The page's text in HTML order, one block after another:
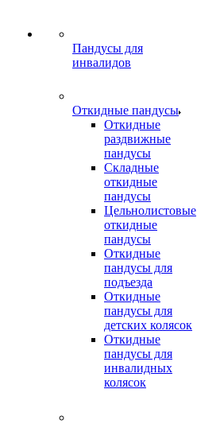
Пандусы для
инвалидов
Откидные пандусы
Откидные
раздвижные
пандусы
Складные
откидные
пандусы
Цельнолистовые
откидные
пандусы
Откидные
пандусы для
подъезда
Откидные
пандусы для
детских колясок
Откидные
пандусы для
инвалидных
колясок